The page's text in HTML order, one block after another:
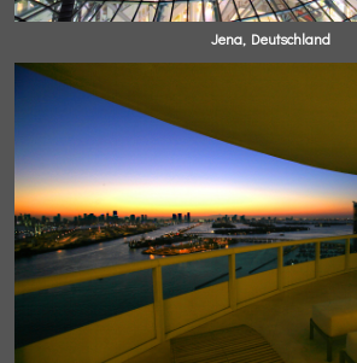
Jena, Deutschland